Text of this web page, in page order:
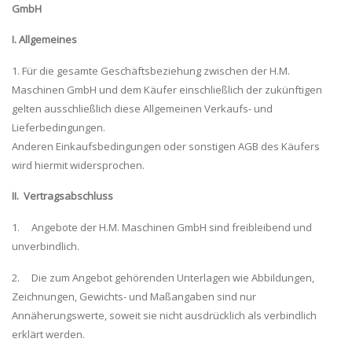
GmbH
I. Allgemeines
1. Für die gesamte Geschäftsbeziehung zwischen der H.M.
Maschinen GmbH und dem Käufer einschließlich der zukünftigen
gelten ausschließlich diese Allgemeinen Verkaufs- und
Lieferbedingungen.
Anderen Einkaufsbedingungen oder sonstigen AGB des Käufers
wird hiermit widersprochen.
II. Vertragsabschluss
1. Angebote der H.M. Maschinen GmbH sind freibleibend und
unverbindlich.
2. Die zum Angebot gehörenden Unterlagen wie Abbildungen,
Zeichnungen, Gewichts- und Maßangaben sind nur
Annäherungswerte, soweit sie nicht ausdrücklich als verbindlich
erklärt werden.